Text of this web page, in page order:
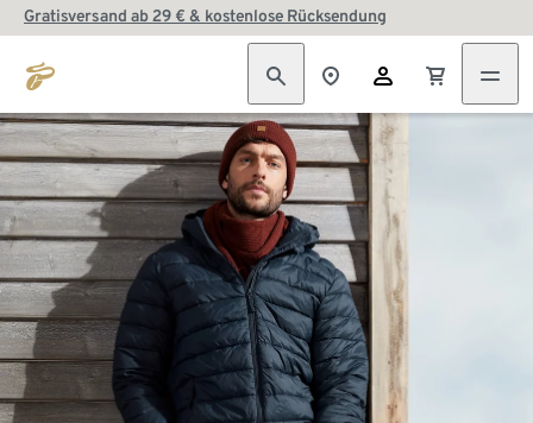
Gratisversand ab 29 € & kostenlose Rücksendung